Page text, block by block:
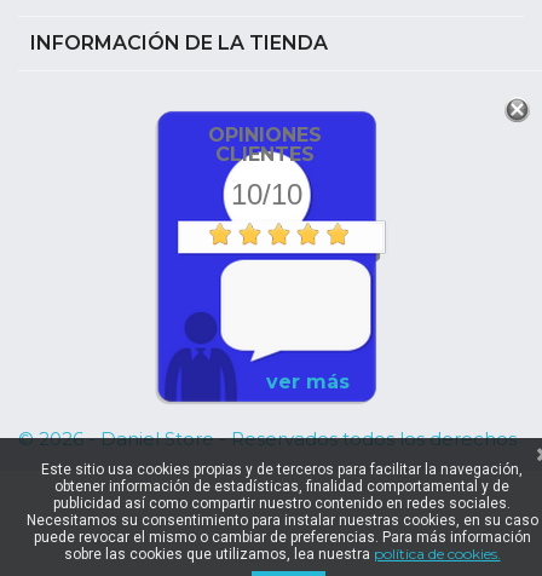
INFORMACIÓN DE LA TIENDA
OPINIONES
CLIENTES
10/10
ver más
© 2026 - Daniel Store - Reservados todos los derechos
Este sitio usa cookies propias y de terceros para facilitar la navegación,
obtener información de estadísticas, finalidad comportamental y de
publicidad así como compartir nuestro contenido en redes sociales.
Necesitamos su consentimiento para instalar nuestras cookies, en su caso
puede revocar el mismo o cambiar de preferencias. Para más información
sobre las cookies que utilizamos, lea nuestra política de cookies.